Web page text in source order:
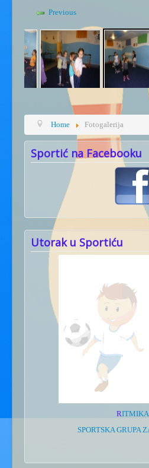
Previous
Home Fotogalerija
Sportić na Facebooku
Utorak u Sportiću
RITMIKA
SPORTSKA GRUPA